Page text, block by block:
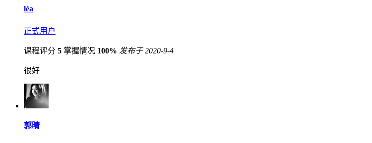
léa
正式用户
课程评分 5 掌握情况 100% 发布于 2020-9-4
很好
郭晴